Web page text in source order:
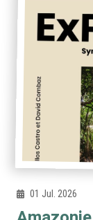
01 Jul. 2026